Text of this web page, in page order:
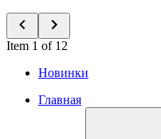
Item 1 of 12
Новинки
Главная